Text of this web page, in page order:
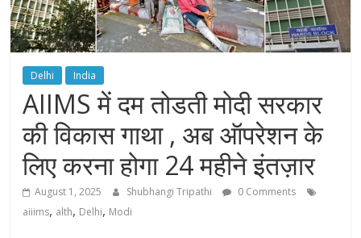
Delhi India
AIIMS में दम तोडती मोदी सरकार
की विकास गाथा , अब ऑपरेशन के
लिए करना होगा 24 महीने इंतज़ार
August 1, 2025 Shubhangi Tripathi
0 Comments
aiiims, alth, Delhi, Modi